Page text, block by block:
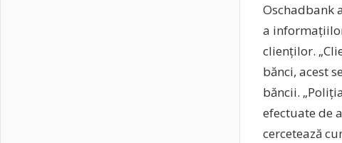
Oschadbank
a
clienților.
bănci, acest
băncii.
efectuate de
cercetează